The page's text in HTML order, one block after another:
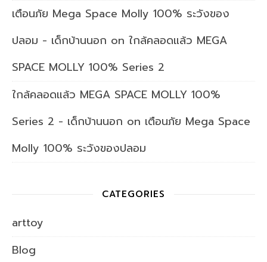
เตือนภัย Mega Space Molly 100% ระวังของ
ปลอม - เด็กบ้านนอก on ใกล้คลอดแล้ว MEGA
SPACE MOLLY 100% Series 2
ใกล้คลอดแล้ว MEGA SPACE MOLLY 100%
Series 2 - เด็กบ้านนอก on เตือนภัย Mega Space
Molly 100% ระวังของปลอม
CATEGORIES
arttoy
Blog